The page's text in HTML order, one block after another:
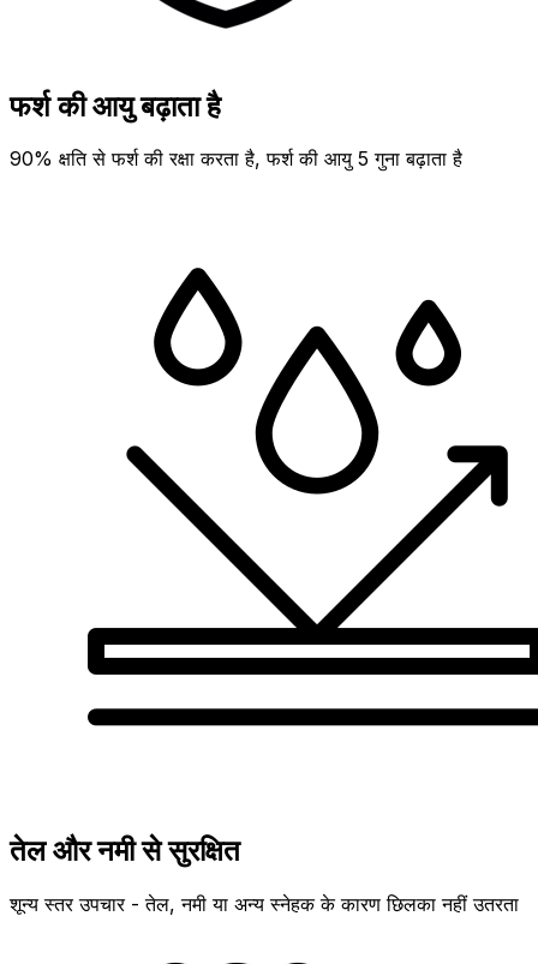
फर्श की आयु बढ़ाता है
90% क्षति से फर्श की रक्षा करता है, फर्श की आयु 5 गुना बढ़ाता है
तेल और नमी से सुरक्षित
शून्य स्तर उपचार - तेल, नमी या अन्य स्नेहक के कारण छिलका नहीं उतरता